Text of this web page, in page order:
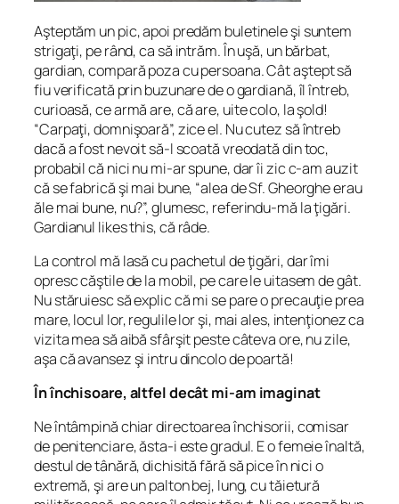
Aşteptăm un pic, apoi predăm buletinele şi suntem
strigaţi, pe rând, ca să intrăm. În uşă, un bărbat,
gardian, compară poza cu persoana. Cât aştept să
fiu verificată prin buzunare de o gardiană, îl întreb,
curioasă, ce armă are, că are, uite colo, la şold!
“Carpaţi, domnişoară”, zice el. Nu cutez să întreb
dacă a fost nevoit să-l scoată vreodată din toc,
probabil că nici nu mi-ar spune, dar îi zic c-am auzit
că se fabrică şi mai bune, “alea de Sf. Gheorghe erau
ăle mai bune, nu?”, glumesc, referindu-mă la ţigări.
Gardianul likesthis, că râde.
La control mă lasă cu pachetul de ţigări, dar îmi
opresc căştile de la mobil, pe care le uitasem de gât.
Nu stăruiesc să explic că mi se pare o precauţie prea
mare, locul lor, regulile lor şi, mai ales, intenţionez ca
vizita mea să aibă sfârşit peste câteva ore, nu zile,
aşa că avansez şi intru dincolo de poartă!
În închisoare, altfel decât mi-am imaginat
Ne întâmpină chiar directoarea închisorii, comisar
de penitenciare, ăsta-i este gradul. E o femeie înaltă,
destul de tânără, dichisită fără să pice în nici o
extremă, şi are un palton bej, lung, cu tăietură